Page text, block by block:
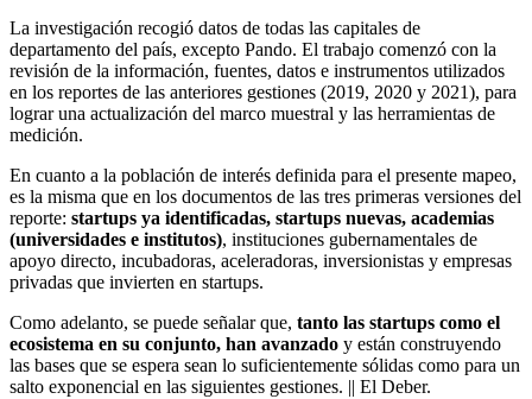
La investigación recogió datos de todas las capitales de
departamento del país, excepto Pando. El trabajo comenzó con la
revisión de la información, fuentes, datos e instrumentos utilizados
en los reportes de las anteriores gestiones (2019, 2020 y 2021), para
lograr una actualización del marco muestral y las herramientas de
medición.
En cuanto a la población de interés definida para el presente mapeo,
es la misma que en los documentos de las tres primeras versiones del
reporte: startups ya identificadas, startups nuevas, academias
(universidades e institutos), instituciones gubernamentales de
apoyo directo, incubadoras, aceleradoras, inversionistas y empresas
privadas que invierten en startups.
Como adelanto, se puede señalar que, tanto las startups como el
ecosistema en su conjunto, han avanzado y están construyendo
las bases que se espera sean lo suficientemente sólidas como para un
salto exponencial en las siguientes gestiones. || El Deber.